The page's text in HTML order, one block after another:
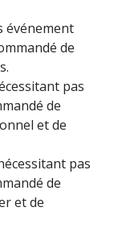
événement
de
pas
de
et de
pas
de
et de